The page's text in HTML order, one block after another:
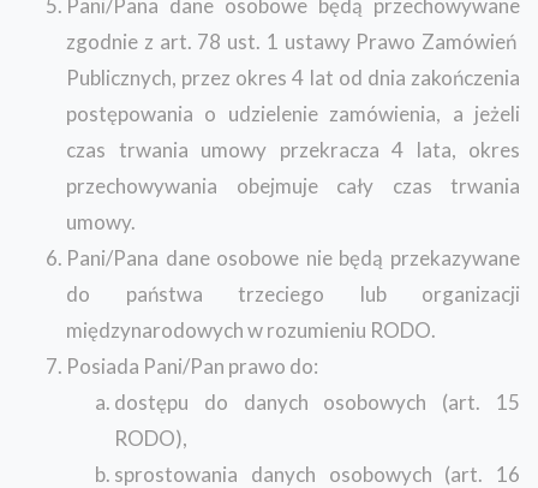
zgodnie z art. 78 ust. 1 ustawy Prawo Zamówień
Publicznych, przez okres 4 lat od dnia zakończenia
postępowania o udzielenie zamówienia, a jeżeli
czas trwania umowy przekracza 4 lata, okres
przechowywania obejmuje cały czas trwania
umowy.
Pani/Pana dane osobowe nie będą przekazywane
do państwa trzeciego lub organizacji
międzynarodowych w rozumieniu RODO.
Posiada Pani/Pan prawo do:
dostępu do danych osobowych (art. 15
RODO),
sprostowania danych osobowych (art. 16